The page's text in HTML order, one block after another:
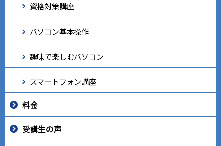
資格対策講座
パソコン基本操作
趣味で楽しむパソコン
スマートフォン講座
料金
受講生の声